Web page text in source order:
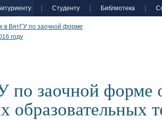
Студенту Библиотека
в ВятГУ по заочной форме
году
по заочной форме